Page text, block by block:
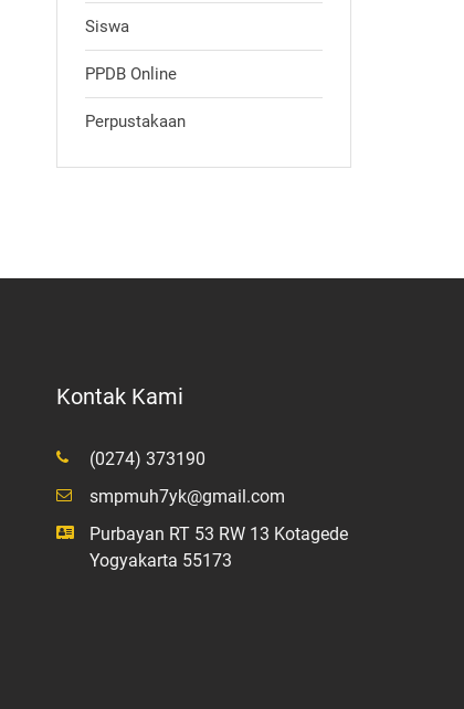
Siswa
PPDB Online
Perpustakaan
Kontak Kami
(0274) 373190
smpmuh7yk@gmail.com
Purbayan RT 53 RW 13 Kotagede
Yogyakarta 55173